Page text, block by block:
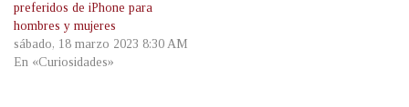
preferidos de iPhone para
hombres y mujeres
sábado, 18 marzo 2023 8:30 AM
En «Curiosidades»